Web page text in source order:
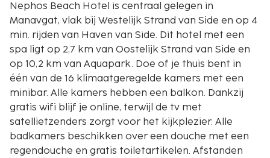
Nephos Beach Hotel is centraal gelegen in
Manavgat, vlak bij Westelijk Strand van Side en op 4
min. rijden van Haven van Side. Dit hotel met een
spa ligt op 2,7 km van Oostelijk Strand van Side en
op 10,2 km van Aquapark. Doe of je thuis bent in
één van de 16 klimaatgeregelde kamers met een
minibar. Alle kamers hebben een balkon. Dankzij
gratis wifi blijf je online, terwijl de tv met
satellietzenders zorgt voor het kijkplezier. Alle
badkamers beschikken over een douche met een
regendouche en gratis toiletartikelen. Afstanden